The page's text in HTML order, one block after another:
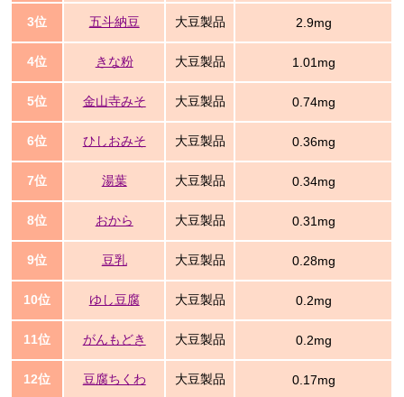
3位 五斗納豆 大豆製品 2.9mg
4位 きな粉 大豆製品 1.01mg
5位 金山寺みそ 大豆製品 0.74mg
6位 ひしおみそ 大豆製品 0.36mg
7位 湯葉 大豆製品 0.34mg
8位 おから 大豆製品 0.31mg
9位 豆乳 大豆製品 0.28mg
10位 ゆし豆腐 大豆製品 0.2mg
11位 がんもどき 大豆製品 0.2mg
12位 豆腐ちくわ 大豆製品 0.17mg